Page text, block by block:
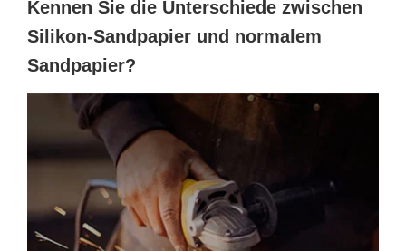
Kennen Sie die Unterschiede zwischen
Silikon-Sandpapier und normalem
Sandpapier?